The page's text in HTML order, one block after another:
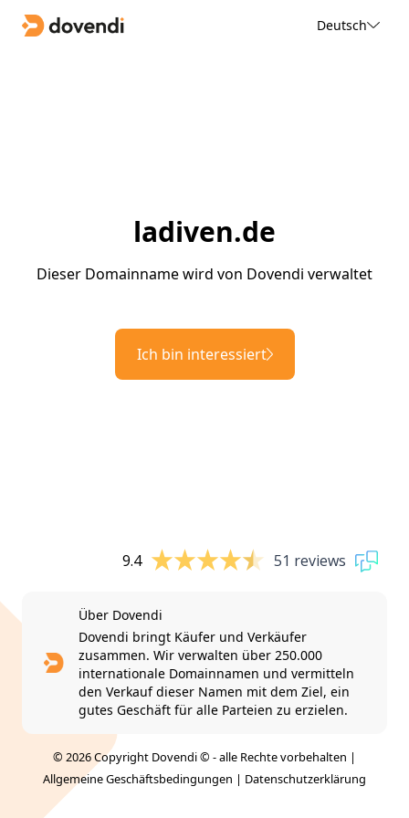
Deutsch
ladiven.de
Dieser Domainname wird von Dovendi verwaltet
Ich bin interessiert
9.4 51 reviews
Über Dovendi
Dovendi bringt Käufer und Verkäufer
zusammen. Wir verwalten über 250.000
internationale Domainnamen und vermitteln
den Verkauf dieser Namen mit dem Ziel, ein
gutes Geschäft für alle Parteien zu erzielen.
© 2026 Copyright Dovendi © - alle Rechte vorbehalten |
Allgemeine Geschäftsbedingungen | Datenschutzerklärung